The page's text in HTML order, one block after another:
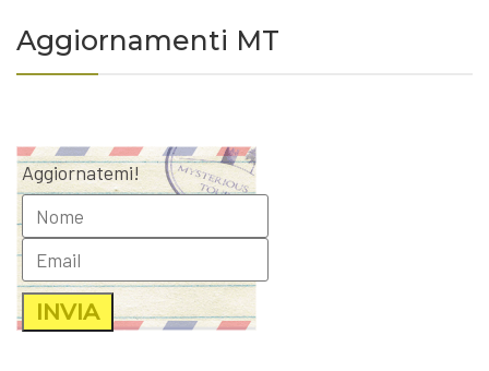
Aggiornamenti MT
Aggiornatemi!